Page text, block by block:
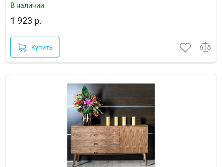
В наличии
1 923 р.
Купить